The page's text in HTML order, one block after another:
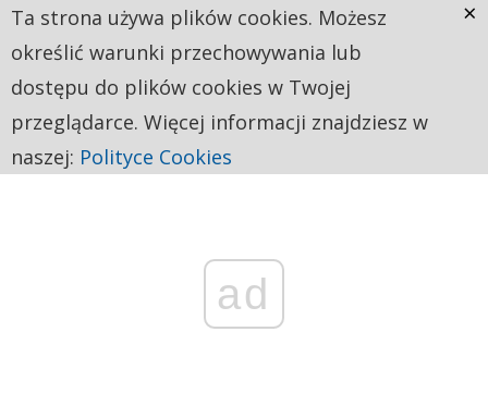
ad
Ta strona używa plików cookies. Możesz
określić warunki przechowywania lub
dostępu do plików cookies w Twojej
przeglądarce. Więcej informacji znajdziesz w
naszej: Polityce Cookies
×